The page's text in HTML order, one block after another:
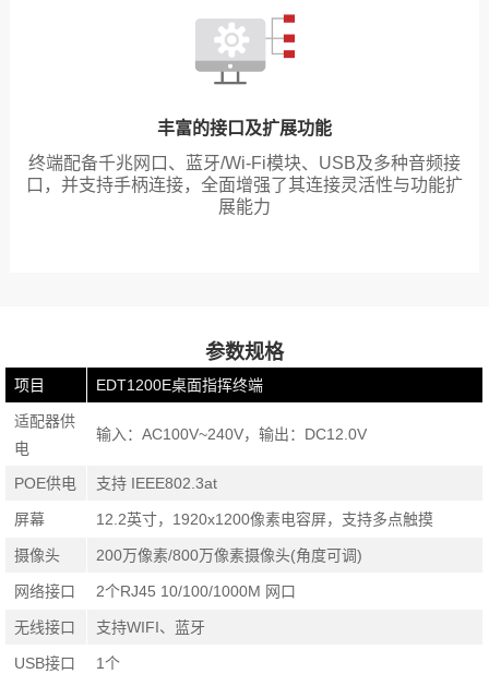
丰富的接口及扩展功能
终端配备千兆网口、蓝牙/Wi-Fi模块、USB及多种音频接
口，并支持手柄连接，全面增强了其连接灵活性与功能扩
展能力
参数规格
项目 EDT1200E桌面指挥终端
适配器供
电
输入：AC100V~240V，输出：DC12.0V
POE供电 支持 IEEE802.3at
屏幕 12.2英寸，1920x1200像素电容屏，支持多点触摸
摄像头 200万像素/800万像素摄像头(角度可调)
网络接口 2个RJ45 10/100/1000M 网口
无线接口 支持WIFI、蓝牙
USB接口 1个